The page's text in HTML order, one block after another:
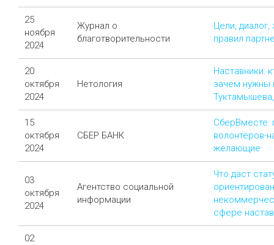
25
ноября
2024
Журнал о
благотворительности
Цели,
правил
20
октября
2024
Нетология
Наставники:
зачем нужны
15
октября
2024
СБЕР БАНК
СберВместе:
волонтёров-
желающие
03
октября
2024
Агентство социальной
информации
Что даст
сфере
02